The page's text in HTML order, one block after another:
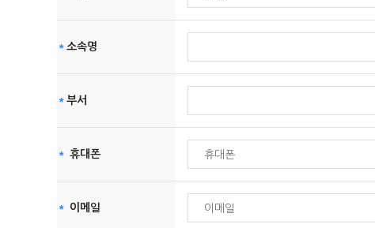
(3) 서비스 내용 중 온라인상담은 답변하는 전문의사의 개인
(1) 서비스는 회원으로 등록한 모든 사람들이 무료로 사용할
(2) 한국공정경쟁연합회에서 서비스를 유료화할 경우 유료
제3장 서비스 탈퇴, 재가입 및 이용 제한
(1) 회원이 서비스의 탈퇴를 원하면 회원 본인이 직접 전자
(3) 탈퇴 여부는 기존의 ID와 비밀번호로 로그인이 되지 않으
쿠키 설정을 거부하는 방법으로는 이용자가 사용하는 웹 브라우
설정방법 예(인터넷 익스플로러의 경우) : 웹 브라우저 상단의 도
다만, 쿠키의 저장을 거부할 경우에는 로그인이 필요한 본회의
개인정보의 파기절차 및 방법
회원님이 회원가입 등을 위해 입력하신 정보는 목적이 달성된 후
정 기간 저장된 후 파기되어집니다.
② 파기방법
전자적 파일형태로 저장된 개인정보는 기록을 재생할 수 없는 기
* 소속명
* 부서
* 휴대폰
* 이메일